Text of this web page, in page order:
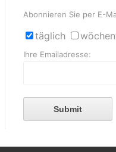
Abonnieren Sie per E-
täglich
Ihre Emailadresse:
Submit